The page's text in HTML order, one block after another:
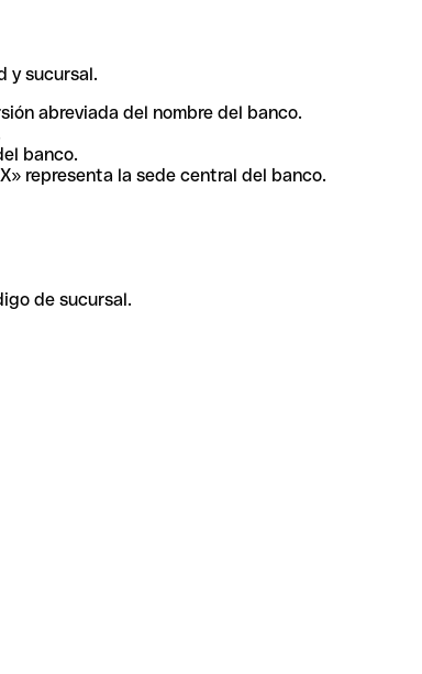
y sucursal.
abreviada del nombre del banco.
banco.
representa la sede central del banco.
de sucursal.